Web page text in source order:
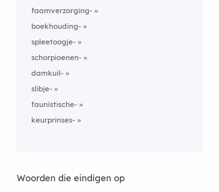
faamverzorging-
boekhouding-
spleetoogje-
schorpioenen-
damkuil-
slibje-
faunistische-
keurprinses-
Woorden die eindigen op